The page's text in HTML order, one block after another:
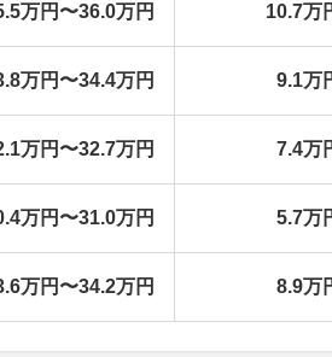
万円〜36.0万円 10.7万
万円〜34.4万円 9.1万
万円〜32.7万円 7.4万
万円〜31.0万円 5.7万
万円〜34.2万円 8.9万